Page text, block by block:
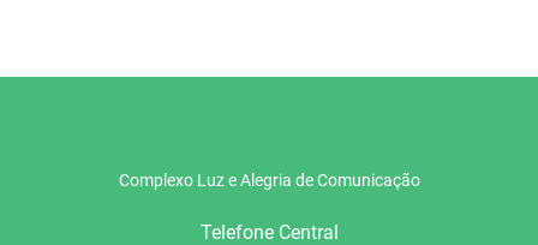
Complexo Luz e Alegria de Comunicação
Telefone Central